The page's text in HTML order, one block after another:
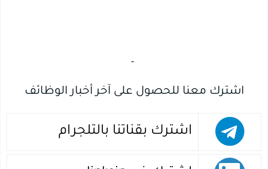
-‏
اشترك معنا للحصول على آخر أخبار الوظائف
اشترك بقناتنا بالتلجرام